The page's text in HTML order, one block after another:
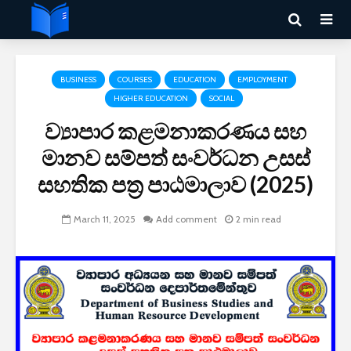
BUSINESS COURSES EDUCATION
EMPLOYMENT
HIGHER EDUCATION
SOCIAL
ව්‍යාපාර කළමනාකරණය සහ
මානව සම්පත් සංවර්ධන උසස්
සහතික පත්‍ර පාඨමාලාව (2025)
March 11, 2025 Add comment 2 min read